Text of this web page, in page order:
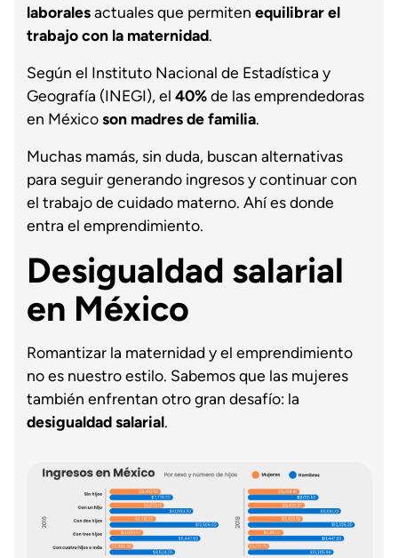
laboralesactuales que permiten equilibrar el
trabajo con la maternidad.
Según el Instituto Nacional de Estadística y
Geografía (INEGI), el 40%de las emprendedoras
en Méxicoson madres de familia.
Muchas mamás, sin duda, buscan alternativas
para seguir generando ingresos y continuar con
el trabajo de cuidado materno. Ahí es donde
entra el emprendimiento.
Desigualdad salarial
en México
Romantizar la maternidad y el emprendimiento
no es nuestro estilo. Sabemos que las mujeres
también enfrentan otro gran desafío: la
desigualdad salarial.